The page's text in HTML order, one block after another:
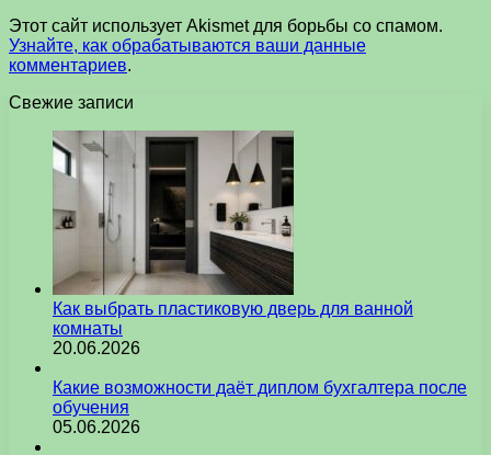
Этот сайт использует Akismet для борьбы со спамом.
Узнайте, как обрабатываются ваши данные
комментариев.
Свежие записи
Как выбрать пластиковую дверь для ванной
комнаты
20.06.2026
Какие возможности даёт диплом бухгалтера после
обучения
05.06.2026